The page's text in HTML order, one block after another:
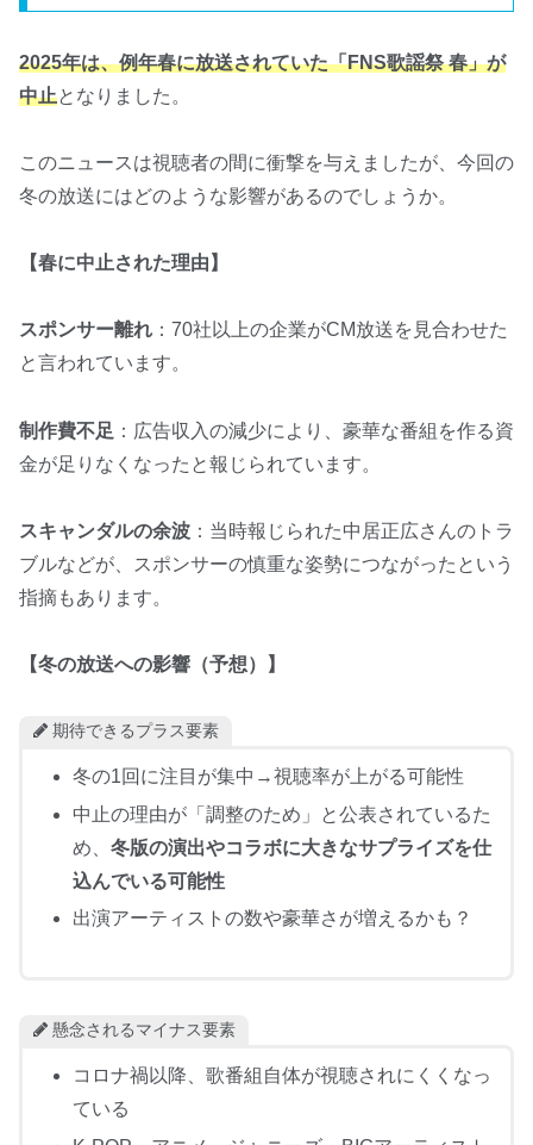
2025年は、例年春に放送されていた「FNS歌謡祭 春」が
中止となりました。
このニュースは視聴者の間に衝撃を与えましたが、今回の
冬の放送にはどのような影響があるのでしょうか。
【春に中止された理由】
スポンサー離れ ：70社以上の企業がCM放送を見合わせた
と言われています。
制作費不足 ：広告収入の減少により、豪華な番組を作る資
金が足りなくなったと報じられています。
スキャンダルの余波 ：当時報じられた中居正広さんのトラ
ブルなどが、スポンサーの慎重な姿勢につながったという
指摘もあります。
【冬の放送への影響（予想）】
期待できるプラス要素
冬の1回に注目が集中→視聴率が上がる可能性
中止の理由が「調整のため」と公表されているた
め、 冬版の演出やコラボに大きなサプライズを仕
込んでいる可能性
出演アーティストの数や豪華さが増えるかも？
懸念されるマイナス要素
コロナ禍以降、歌番組自体が視聴されにくくなっ
ている